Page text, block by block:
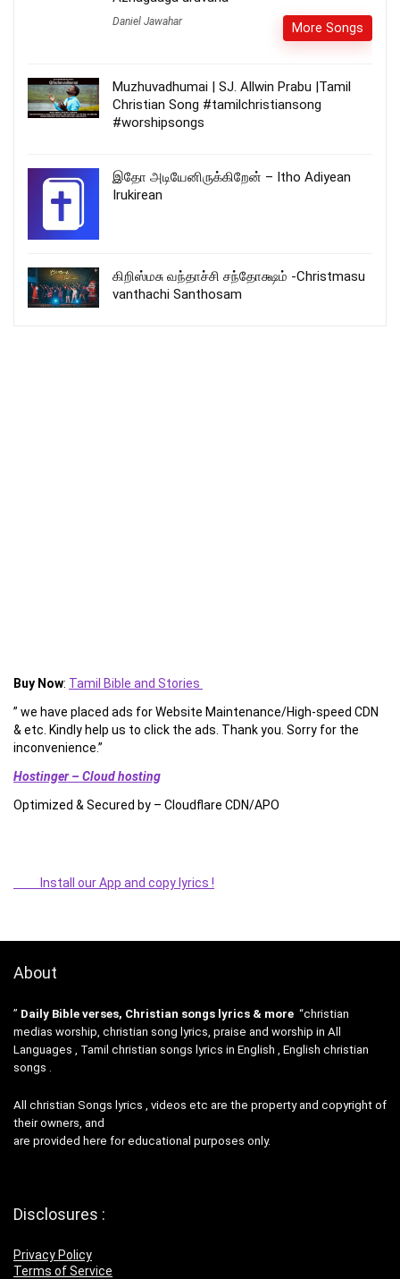
Daniel Jawahar More Songs
Muzhuvadhumai | SJ. Allwin Prabu |Tamil
Christian Song #tamilchristiansong
#worshipsongs
இதோ அடியேனிருக்கிறேன் – Itho Adiyean
Irukirean
கிறிஸ்மசு வந்தாச்சி சந்தோக்ஷம் -Christmasu
vanthachi Santhosam
Buy Now: Tamil Bible and Stories
” we have placed ads for Website Maintenance/High-speed CDN
& etc. Kindly help us to click the ads. Thank you. Sorry for the
inconvenience.”
Hostinger – Cloud hosting
Optimized & Secured by – Cloudflare CDN/APO
Install our App and copy lyrics !
About
” Daily Bible verses, Christian songs lyrics & more “christian
medias worship, christian song lyrics, praise and worship in All
Languages , Tamil christian songs lyrics in English , English christian
songs .
All christian Songs lyrics , videos etc are the property and copyright of
their owners, and
are provided here for educational purposes only.
Disclosures :
Privacy Policy
Terms of Service